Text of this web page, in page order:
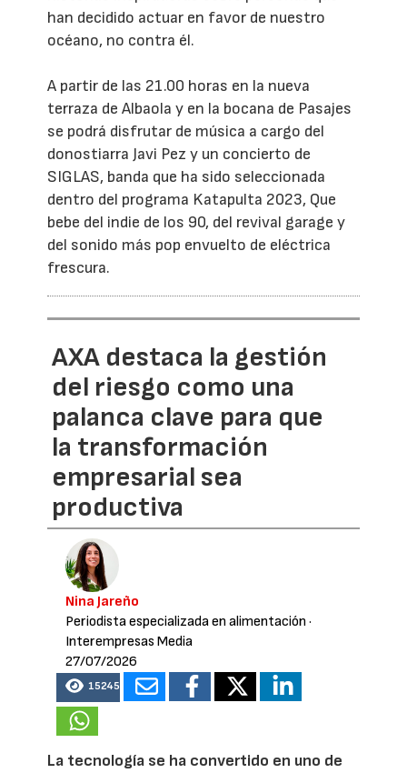
han decidido actuar en favor de nuestro
océano, no contra él.
A partir de las 21.00 horas en la nueva
terraza de Albaola y en la bocana de Pasajes
se podrá disfrutar de música a cargo del
donostiarra Javi Pez y un concierto de
SIGLAS, banda que ha sido seleccionada
dentro del programa Katapulta 2023, Que
bebe del indie de los 90, del revival garage y
del sonido más pop envuelto de eléctrica
frescura.
AXA destaca la gestión
del riesgo como una
palanca clave para que
la transformación
empresarial sea
productiva
Nina Jareño
Periodista especializada en alimentación ·
Interempresas Media
27/07/2026
15245
La tecnología se ha convertido en uno de